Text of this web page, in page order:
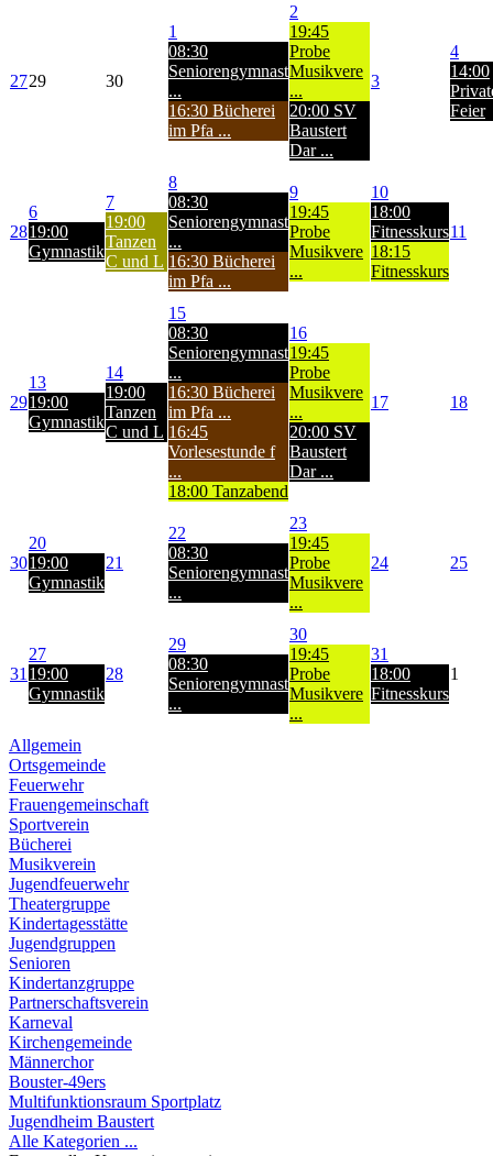
2729 30
1
08:30
Seniorengymnast
...
16:30 Bücherei
im Pfa ...
2
19:45
Probe
Musikvere
...
20:00 SV
Baustert
Dar ...
3
4
14:00
Feier
28
6
19:00
Gymnastik
7
19:00
Tanzen
C und L
8
08:30
Seniorengymnast
...
16:30 Bücherei
im Pfa ...
9
19:45
Probe
Musikvere
...
10
18:00
Fitnesskurs
18:15
Fitnesskurs
11
29
13
19:00
Gymnastik
14
19:00
Tanzen
C und L
15
08:30
Seniorengymnast
...
16:30 Bücherei
im Pfa ...
16:45
Vorlesestunde f
...
18:00 Tanzabend
16
19:45
Probe
Musikvere
...
20:00 SV
Baustert
Dar ...
17 18
30
20
19:00
Gymnastik
21
22
08:30
Seniorengymnast
...
23
19:45
Probe
Musikvere
...
24 25
31
27
19:00
Gymnastik
28
29
08:30
Seniorengymnast
...
30
19:45
Probe
Musikvere
...
31
18:00
Fitnesskurs
1
Allgemein
Ortsgemeinde
Feuerwehr
Frauengemeinschaft
Sportverein
Bücherei
Musikverein
Jugendfeuerwehr
Theatergruppe
Kindertagesstätte
Jugendgruppen
Senioren
Kindertanzgruppe
Partnerschaftsverein
Karneval
Kirchengemeinde
Männerchor
Bouster-49ers
Multifunktionsraum Sportplatz
Jugendheim Baustert
Alle Kategorien ...